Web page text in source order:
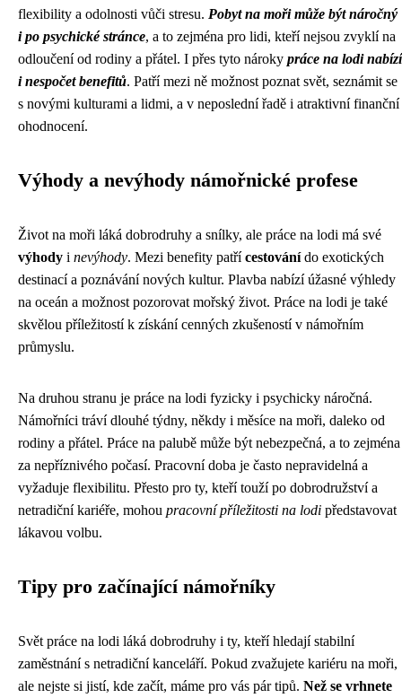
flexibility a odolnosti vůči stresu. Pobyt na moři může být náročný
i po psychické stránce, a to zejména pro lidi, kteří nejsou zvyklí na
odloučení od rodiny a přátel. I přes tyto nároky práce na lodi nabízí
i nespočet benefitů. Patří mezi ně možnost poznat svět, seznámit se
s novými kulturami a lidmi, a v neposlední řadě i atraktivní finanční
ohodnocení.
Výhody a nevýhody námořnické profese
Život na moři láká dobrodruhy a snílky, ale práce na lodi má své
výhody i nevýhody. Mezi benefity patřícestovánído exotických
destinací a poznávání nových kultur. Plavba nabízí úžasné výhledy
na oceán a možnost pozorovat mořský život. Práce na lodi je také
skvělou příležitostí k získání cenných zkušeností v námořním
průmyslu.
Na druhou stranu je práce na lodi fyzicky i psychicky náročná.
Námořníci tráví dlouhé týdny, někdy i měsíce na moři, daleko od
rodiny a přátel. Práce na palubě může být nebezpečná, a to zejména
za nepříznivého počasí. Pracovní doba je často nepravidelná a
vyžaduje flexibilitu. Přesto pro ty, kteří touží po dobrodružství a
netradiční kariéře, mohou pracovní příležitosti na lodi představovat
lákavou volbu.
Tipy pro začínající námořníky
Svět práce na lodi láká dobrodruhy i ty, kteří hledají stabilní
zaměstnání s netradiční kanceláří. Pokud zvažujete kariéru na moři,
ale nejste si jistí, kde začít, máme pro vás pár tipů. Než se vrhnete